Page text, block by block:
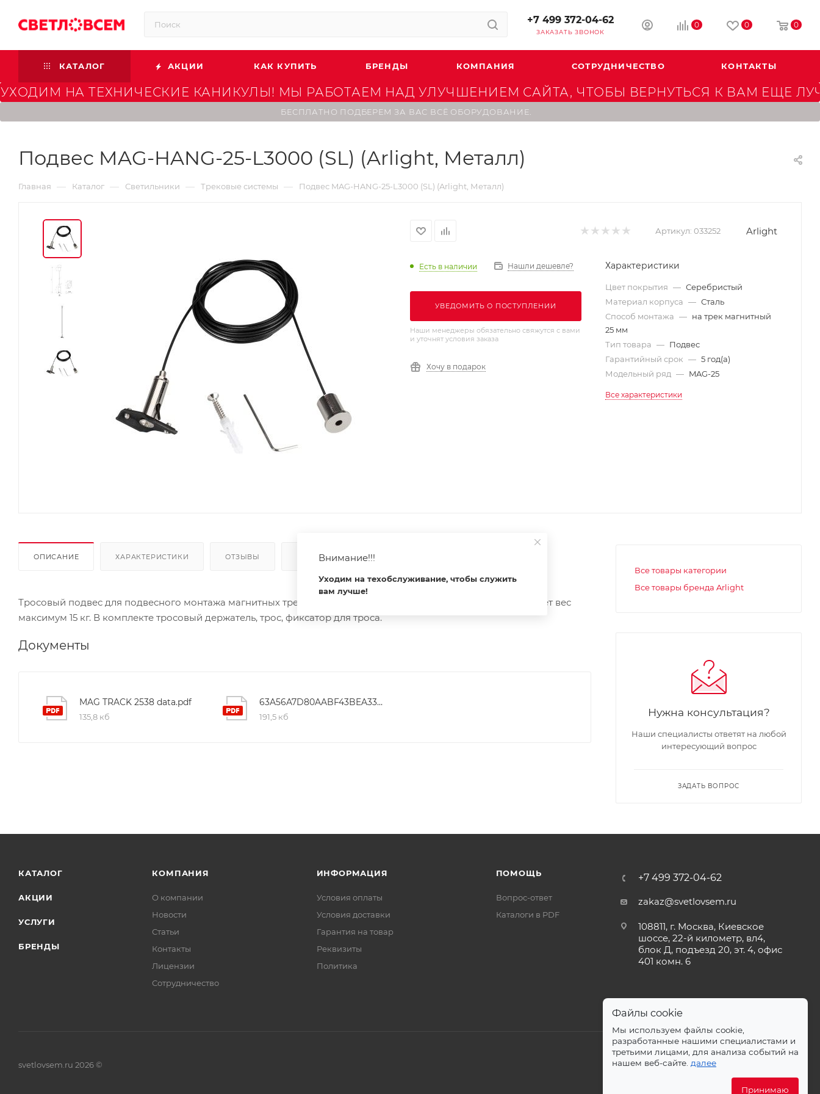
+7 499 372-04-62
ЗАКАЗАТЬ ЗВОНОК
0 0 0
КАТАЛОГ АКЦИИ КАК КУПИТЬ БРЕНДЫ КОМПАНИЯ СОТРУДНИЧЕСТВО КОНТАКТЫ
УХОДИМ НА ТЕХНИЧЕСКИЕ КАНИКУЛЫ! МЫ РАБОТАЕМ НАД УЛУЧШЕНИЕМ САЙТА, ЧТОБЫ ВЕРНУТЬСЯ К ВАМ ЕЩЕ
БЕСПЛАТНО ПОДБЕРЕМ ЗА ВАС ВСЁ ОБОРУДОВАНИЕ.
Подвес MAG-HANG-25-L3000 (SL) (Arlight, Металл)
Главная — Каталог — Светильники — Трековые системы — Подвес MAG-HANG-25-L3000 (SL) (Arlight, Металл)
Артикул: 033252 Arlight
Есть в наличии Нашли дешевле?
УВЕДОМИТЬ О ПОСТУПЛЕНИИ
Наши менеджеры обязательно свяжутся с вами
и уточнят условия заказа
Хочу в подарок
Характеристики
Цвет покрытия — Серебристый
Материал корпуса — Сталь
Способ монтажа — на трек магнитный
25 мм
Тип товара — Подвес
Гарантийный срок — 5 год(а)
Модельный ряд — MAG-25
Все характеристики
ОПИСАНИЕ ХАРАКТЕРИСТИКИ ОТЗЫВЫ КАК КУПИТЬ
Тросовый подвес для подвесного монтажа магнитных треков MAG-TRACK-2538. Длина троса 3 м. Выдерживает вес
максимум 15 кг. В комплекте тросовый держатель, трос, фиксатор для троса.
Документы
MAG TRACK 2538 data.pdf
135,8 кб
63A56A7D80AABF43BEA3366EA2B7D0DC
191,5 кб
Все товары категории
Все товары бренда Arlight
Нужна консультация?
Наши специалисты ответят на любой
интересующий вопрос
ЗАДАТЬ ВОПРОС
КАТАЛОГ
АКЦИИ
УСЛУГИ
БРЕНДЫ
КОМПАНИЯ
О компании
Новости
Статьи
Контакты
Лицензии
Сотрудничество
ИНФОРМАЦИЯ
Условия оплаты
Условия доставки
Гарантия на товар
Реквизиты
Политика
ПОМОЩЬ
Вопрос-ответ
Каталоги в PDF
+7 499 372-04-62
zakaz@svetlovsem.ru
108811, г. Москва, Киевское
шоссе, 22-й километр, вл4,
блок Д, подъезд 20, эт. 4, офис
401 комн. 6
svetlovsem.ru 2026 ©
Внимание!!!
Уходим на техобслуживание, чтобы служить
вам лучше!
Файлы cookie
Мы используем файлы cookie,
разработанные нашими специалистами и
третьими лицами, для анализа событий на
нашем веб-сайте. далее
Принимаю